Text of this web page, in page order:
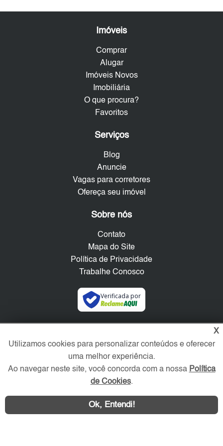
Imóveis
Comprar
Alugar
Imóveis Novos
Imobiliária
O que procura?
Favoritos
Serviços
Blog
Anuncie
Vagas para corretores
Ofereça seu imóvel
Sobre nós
Contato
Mapa do Site
Política de Privacidade
Trabalhe Conosco
Verificada por
X
Utilizamos cookies para personalizar conteúdos e oferecer
uma melhor experiência.
Ao navegar neste site, você concorda com a nossa Política
de Cookies.
Ok, Entendi!